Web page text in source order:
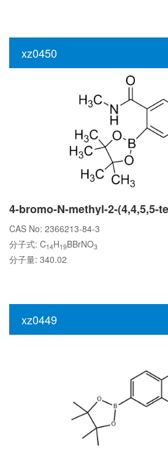
xz0450
CAS No: 2366213-84-3
分子式: C14H19BBrNO3
分子量: 340.02
xz0449